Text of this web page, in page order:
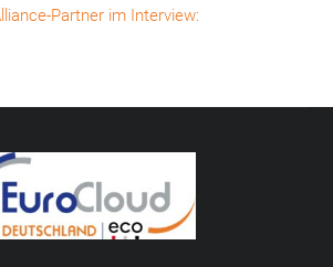
Partner im Interview: